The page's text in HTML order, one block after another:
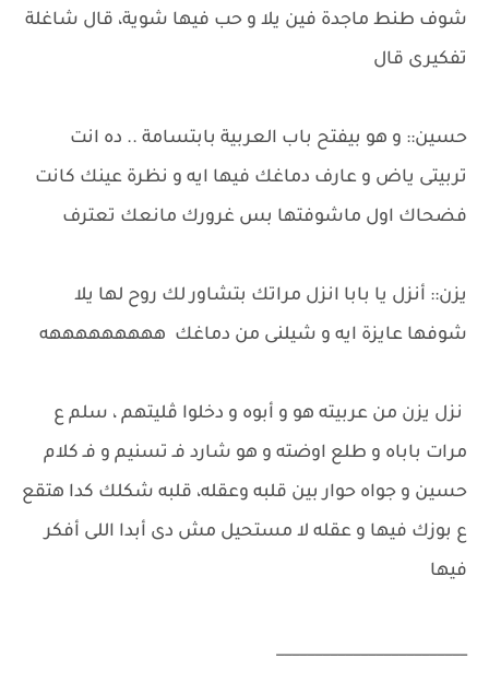
شوف طنط ماجدة فين يلا و حب فيها شوية، قال شاغلة
تفكيرى قال
حسين:: و هو بيفتح باب العربية بابتسامة .. ده انت
تربيتى ياض و عارف دماغك فيها ايه و نظرة عينك كانت
فضحاك اول ماشوفتها بس غرورك مانعك تعترف
يزن:: أنزل يا بابا انزل مراتك بتشاور لك روح لها يلا
شوفها عايزة ايه و شيلنى من دماغك هههههههههه
نزل يزن من عربيته هو و أبوه و دخلوا ڤليتهم ، سلم ع
مرات باباه و طلع اوضته و هو شارد فـ تسنيم و فـ كلام
حسين و جواه حوار بين قلبه وعقله، قلبه شكلك كدا هتقع
ع بوزك فيها و عقله لا مستحيل مش دى أبدا اللى أفكر
فيها
_________________________